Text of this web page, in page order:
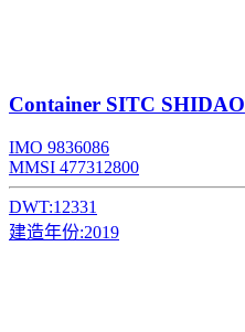
Container SITC SHIDAO
IMO 9836086
MMSI 477312800
DWT:12331
建造年份:2019